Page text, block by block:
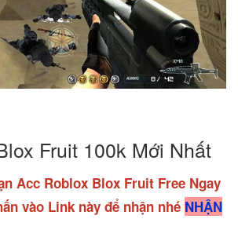
Fruit 100k Mới Nhất
Acc Roblox Blox Fruit Free Ngay
vào Link này để nhận nhé NHẬN